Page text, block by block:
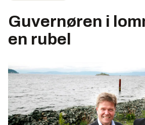
Guvernøren i
en rubel